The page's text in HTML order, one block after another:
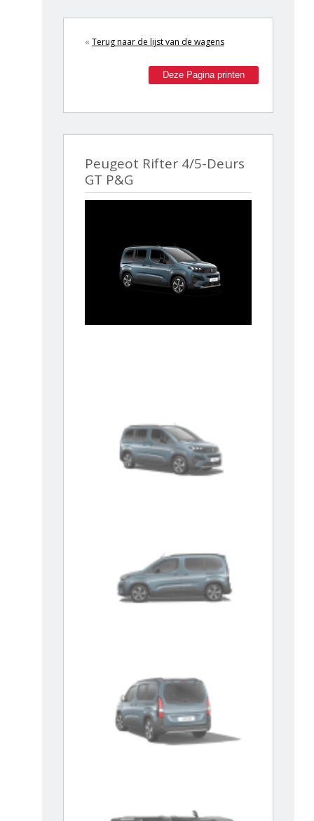
« Terug naar de lijst van de wagens
Deze Pagina printen
Peugeot Rifter 4/5-Deurs
GT P&G